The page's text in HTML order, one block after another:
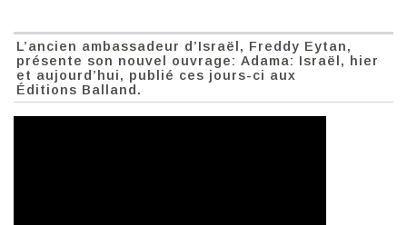
L’ancien ambassadeur d’Israël, Freddy Eytan,
présente son nouvel ouvrage: Adama: Israël, hier
et aujourd’hui, publié ces jours-ci aux
Éditions Balland.